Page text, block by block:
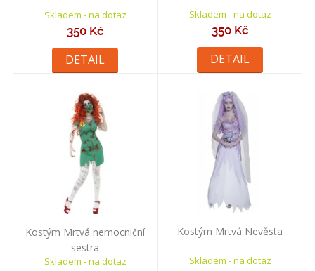
Skladem - na dotaz
350 Kč
DETAIL
Skladem - na dotaz
350 Kč
DETAIL
Kostým Mrtvá nemocniční
sestra
Skladem - na dotaz
Kostým Mrtvá Nevěsta
Skladem - na dotaz